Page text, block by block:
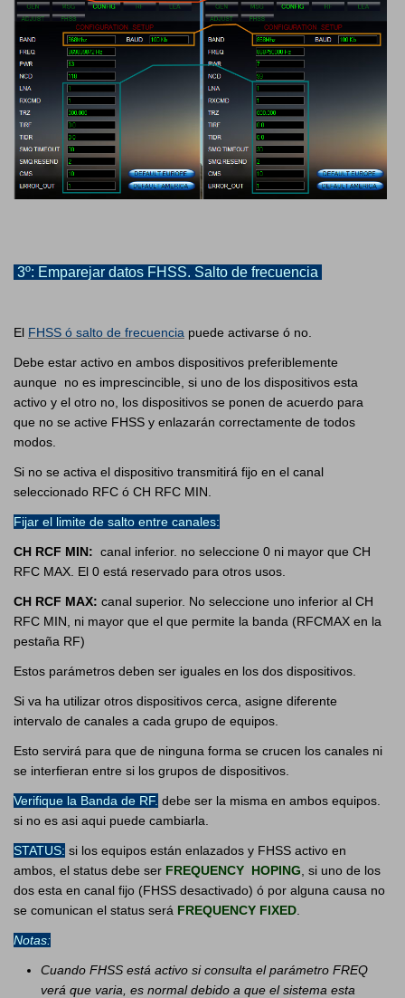
3º: Emparejar datos FHSS. Salto de frecuencia
El FHSS ó salto de frecuencia puede activarse ó no.
Debe estar activo en ambos dispositivos preferiblemente
aunque no es imprescincible, si uno de los dispositivos esta
activo y el otro no, los dispositivos se ponen de acuerdo para
que no se active FHSS y enlazarán correctamente de todos
modos.
Si no se activa el dispositivo transmitirá fijo en el canal
seleccionado RFC ó CH RFC MIN.
Fijar el limite de salto entre canales:
CH RCF MIN: canal inferior. no seleccione 0 ni mayor que CH
RFC MAX. El 0 está reservado para otros usos.
CH RCF MAX: canal superior. No seleccione uno inferior al CH
RFC MIN, ni mayor que el que permite la banda (RFCMAX en la
pestaña RF)
Estos parámetros deben ser iguales en los dos dispositivos.
Si va ha utilizar otros dispositivos cerca, asigne diferente
intervalo de canales a cada grupo de equipos.
Esto servirá para que de ninguna forma se crucen los canales ni
se interfieran entre si los grupos de dispositivos.
Verifique la Banda de RF. debe ser la misma en ambos equipos.
si no es asi aqui puede cambiarla.
STATUS: si los equipos están enlazados y FHSS activo en
ambos, el status debe ser FREQUENCY HOPING , si uno de los
dos esta en canal fijo (FHSS desactivado) ó por alguna causa no
se comunican el status será FREQUENCY FIXED
Notas:
Cuando FHSS está activo si consulta el parámetro FREQ
verá que varia, es normal debido a que el sistema esta